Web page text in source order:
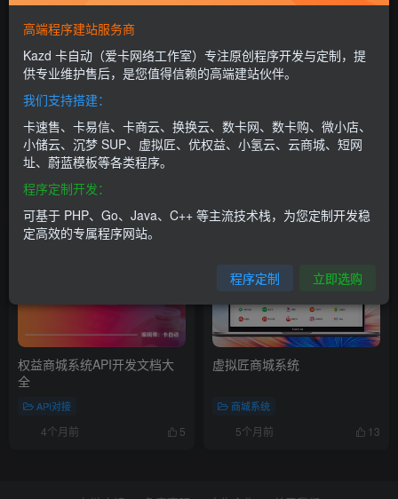
虚拟匠更新至v5.4版本
更新日志
3个月前
虚拟匠更新至v5.2版本
权益商城系统API开发文档大
全
API对接
4个月前 5
虚拟匠商城系统
商城系统
5个月前 13
高端程序建站服务商
Kazd 卡自动（爱卡网络工作室）专注原创程序开发与定制，提
供专业维护售后，是您值得信赖的高端建站伙伴。
我们支持搭建：
卡速售、卡易信、卡商云、换换云、数卡网、数卡购、微小店、
小储云、沉梦 SUP、虚拟匠、优权益、小氢云、云商城、短网
址、蔚蓝模板等各类程序。
程序定制开发：
可基于 PHP、Go、Java、C++ 等主流技术栈，为您定制开发稳
定高效的专属程序网站。
程序定制 立即选购